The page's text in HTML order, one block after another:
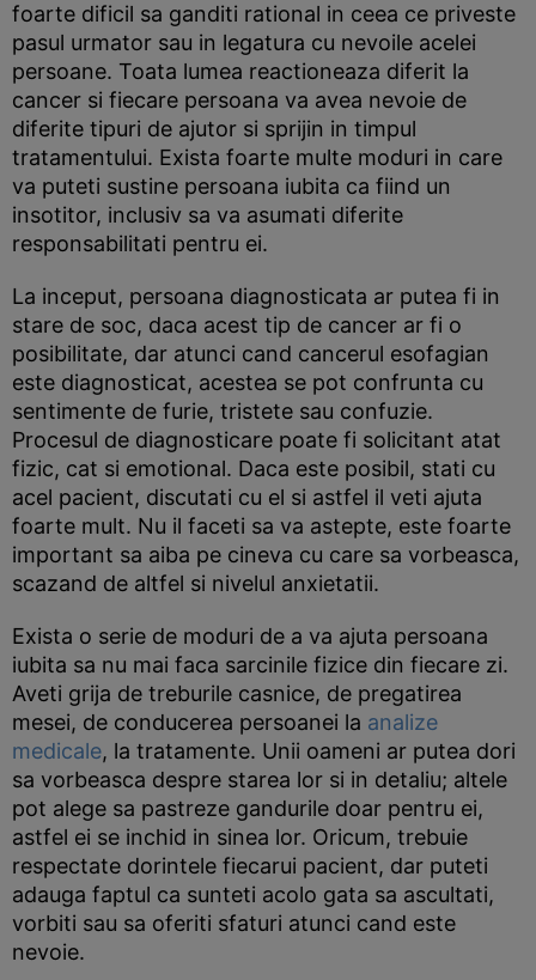
foarte dificil sa ganditi rational in ceea ce priveste
pasul urmator sau in legatura cu nevoile acelei
persoane. Toata lumea reactioneaza diferit la
cancer si fiecare persoana va avea nevoie de
diferite tipuri de ajutor si sprijin in timpul
tratamentului. Exista foarte multe moduri in care
va puteti sustine persoana iubita ca fiind un
insotitor, inclusiv sa va asumati diferite
responsabilitati pentru ei.
La inceput, persoana diagnosticata ar putea fi in
stare de soc, daca acest tip de cancer ar fi o
posibilitate, dar atunci cand cancerul esofagian
este diagnosticat, acestea se pot confrunta cu
sentimente de furie, tristete sau confuzie.
Procesul de diagnosticare poate fi solicitant atat
fizic, cat si emotional. Daca este posibil, stati cu
acel pacient, discutati cu el si astfel il veti ajuta
foarte mult. Nu il faceti sa va astepte, este foarte
important sa aiba pe cineva cu care sa vorbeasca,
scazand de altfel si nivelul anxietatii.
Exista o serie de moduri de a va ajuta persoana
iubita sa nu mai faca sarcinile fizice din fiecare zi.
Aveti grija de treburile casnice, de pregatirea
mesei, de conducerea persoanei la analize
medicale, la tratamente. Unii oameni ar putea dori
sa vorbeasca despre starea lor si in detaliu; altele
pot alege sa pastreze gandurile doar pentru ei,
astfel ei se inchid in sinea lor. Oricum, trebuie
respectate dorintele fiecarui pacient, dar puteti
adauga faptul ca sunteti acolo gata sa ascultati,
vorbiti sau sa oferiti sfaturi atunci cand este
nevoie.